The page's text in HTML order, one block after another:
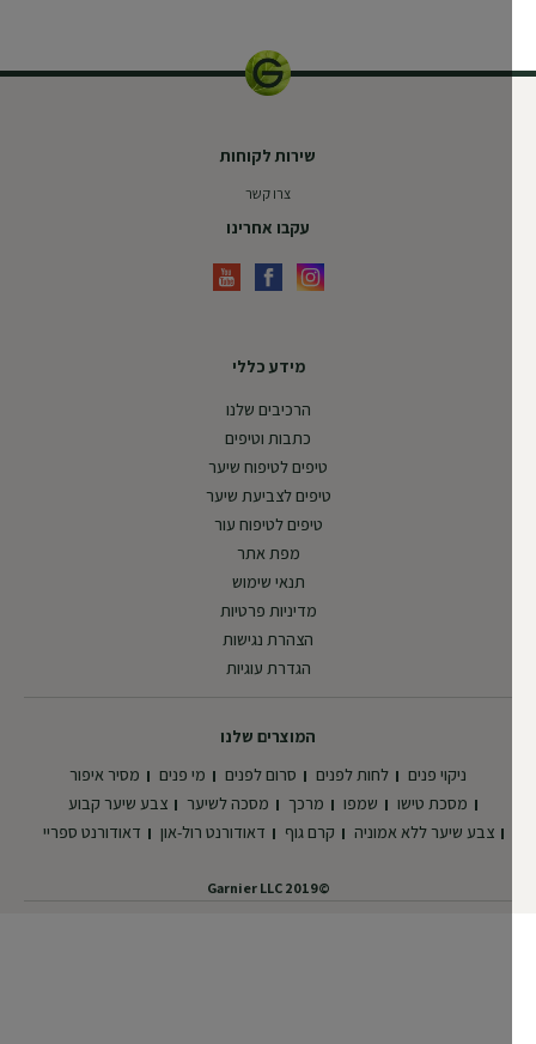
המוצרים שלנו
ניקוי פנים
לחות לפנים סרום לפנים מי פנים
מסיר איפור
מסכת טישו
שמפו מרכך מסכה לשיער
צבע שיער קבוע
צבע שיער ללא אמוניה
קרם גוף דאודורנט רול-און דאודורנט ספריי
מידע כללי
הרכיבים שלנו
כתבות וטיפים
טיפים לטיפוח שיער
טיפים לצביעת שיער
טיפים לטיפוח עור
מפת אתר
תנאי שימוש
מדיניות פרטיות
הצהרת נגישות
הגדרת עוגיות
שירות לקוחות
צרו קשר
עקבו אחרינו